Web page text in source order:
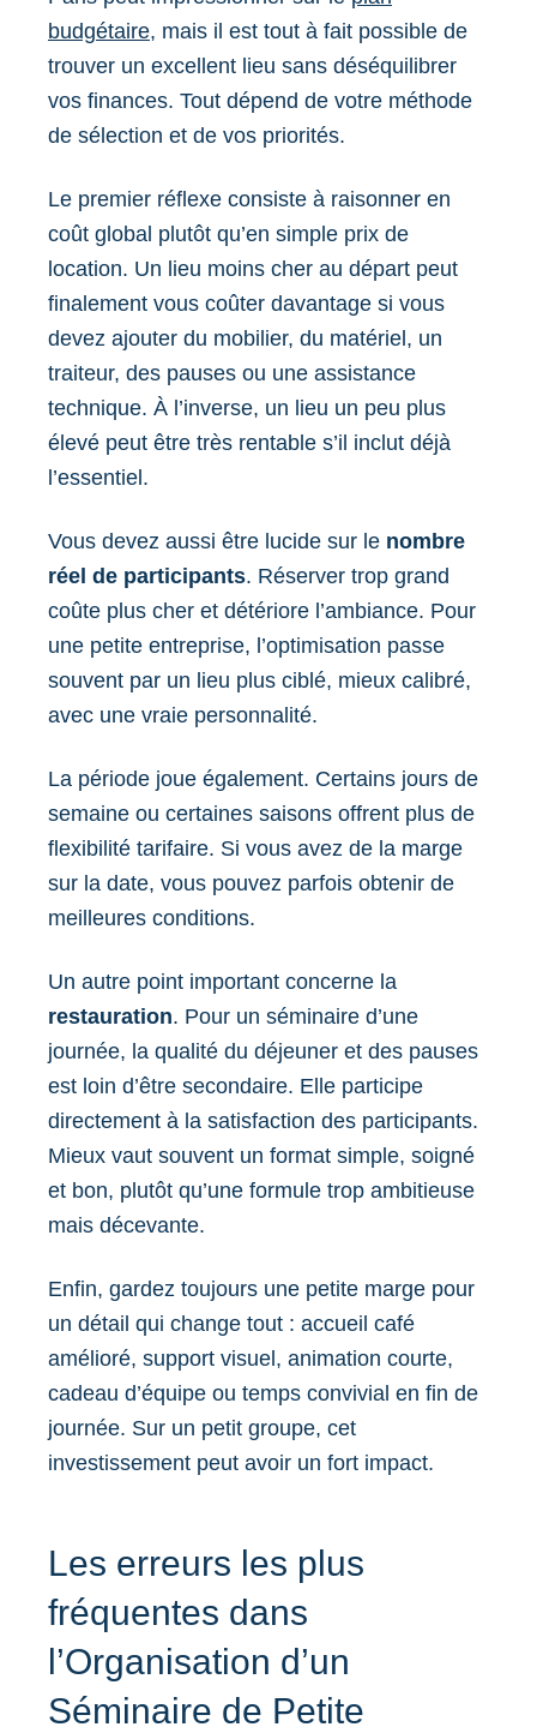
budgétaire, mais il est tout à fait possible de
trouver un excellent lieu sans déséquilibrer
vos finances. Tout dépend de votre méthode
de sélection et de vos priorités.
Le premier réflexe consiste à raisonner en
coût global plutôt qu’en simple prix de
location. Un lieu moins cher au départ peut
finalement vous coûter davantage si vous
devez ajouter du mobilier, du matériel, un
traiteur, des pauses ou une assistance
technique. À l’inverse, un lieu un peu plus
élevé peut être très rentable s’il inclut déjà
l’essentiel.
Vous devez aussi être lucide sur le nombre
réel de participants. Réserver trop grand
coûte plus cher et détériore l’ambiance. Pour
une petite entreprise, l’optimisation passe
souvent par un lieu plus ciblé, mieux calibré,
avec une vraie personnalité.
La période joue également. Certains jours de
semaine ou certaines saisons offrent plus de
flexibilité tarifaire. Si vous avez de la marge
sur la date, vous pouvez parfois obtenir de
meilleures conditions.
Un autre point important concerne la
restauration. Pour un séminaire d’une
journée, la qualité du déjeuner et des pauses
est loin d’être secondaire. Elle participe
directement à la satisfaction des participants.
Mieux vaut souvent un format simple, soigné
et bon, plutôt qu’une formule trop ambitieuse
mais décevante.
Enfin, gardez toujours une petite marge pour
un détail qui change tout : accueil café
amélioré, support visuel, animation courte,
cadeau d’équipe ou temps convivial en fin de
journée. Sur un petit groupe, cet
investissement peut avoir un fort impact.
Les erreurs les plus
fréquentes dans
l’Organisation d’un
Séminaire de Petite